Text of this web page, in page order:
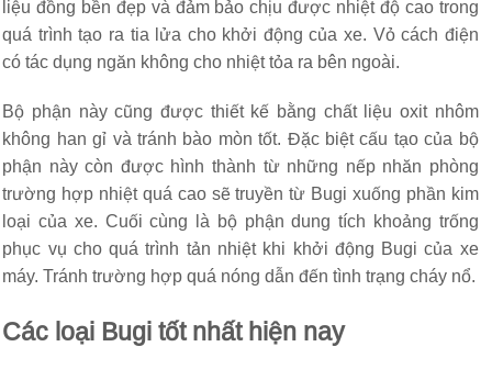
liệu đồng bền đẹp và đảm bảo chịu được nhiệt độ cao trong
quá trình tạo ra tia lửa cho khởi động của xe. Vỏ cách điện
có tác dụng ngăn không cho nhiệt tỏa ra bên ngoài.
Bộ phận này cũng được thiết kế bằng chất liệu oxit nhôm
không han gỉ và tránh bào mòn tốt. Đặc biệt cấu tạo của bộ
phận này còn được hình thành từ những nếp nhăn phòng
trường hợp nhiệt quá cao sẽ truyền từ Bugi xuống phần kim
loại của xe. Cuối cùng là bộ phận dung tích khoảng trống
phục vụ cho quá trình tản nhiệt khi khởi động Bugi của xe
máy. Tránh trường hợp quá nóng dẫn đến tình trạng cháy nổ.
Các loại Bugi tốt nhất hiện nay